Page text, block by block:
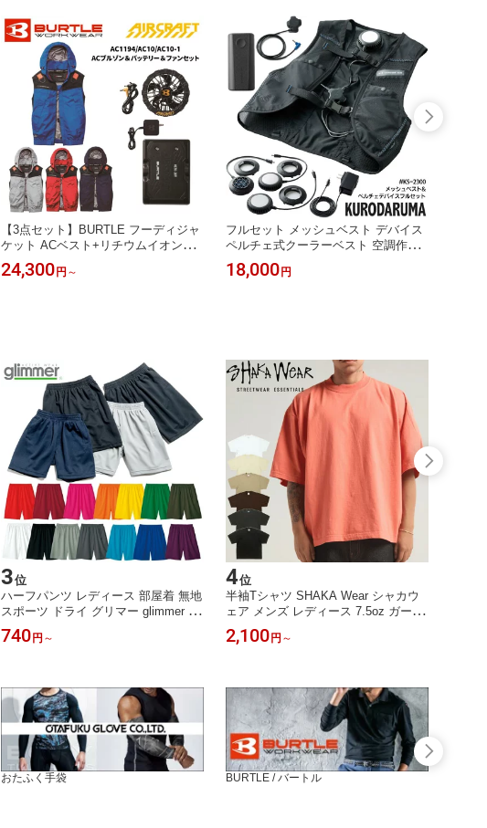
【3点セット】BURTLE フーディジャ
ケット ACベスト+リチウムイオンバ
ッテリー+ファンユニット セット AIR
CRAFT 春夏用 AC 1194 全4色 ネイビ
24,300 円 ～
フルセット メッシュベスト デバイス
ペルチェ式クーラーベスト 空調作業
服 ペルチェ式クーラー専用ベスト イ
ンナーベスト クロダルマ KURODAR
18,000 円
3位
ハーフパンツ レディース 部屋着 無地
スポーツ ドライ グリマー glimmer 吸
汗 速乾 UVカット ユニフォーム ズボ
ン XS-XL ブラック ホワイト グレー
740 円 ～
4位
半袖Tシャツ SHAKA Wear シャカウ
ェア メンズ レディース 7.5oz ガーメ
ントダイ ドロップショルダー ボック
スシルエット ビッグサイズ ユニセッ
XL
2,100 円 ～
おたふく手袋 BURTLE / バートル